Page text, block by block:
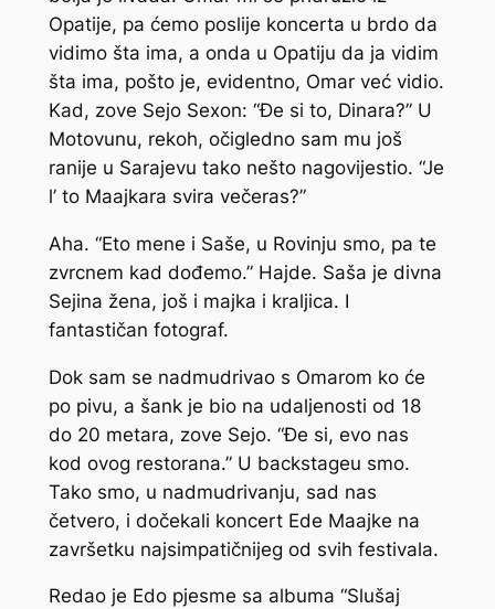
Opatije, pa ćemo poslije koncerta u brdo da
vidimo šta ima, a onda u Opatiju da ja vidim
šta ima, pošto je, evidentno, Omar već vidio.
Kad, zove Sejo Sexon: “Đe si to, Dinara?” U
Motovunu, rekoh, očigledno sam mu još
ranije u Sarajevu tako nešto nagovijestio. “Je
l’ to Maajkara svira večeras?”
Aha. “Eto mene i Saše, u Rovinju smo, pa te
zvrcnem kad dođemo.” Hajde. Saša je divna
Sejina žena, još i majka i kraljica. I
fantastičan fotograf.
Dok sam se nadmudrivao s Omarom ko će
po pivu, a šank je bio na udaljenosti od 18
do 20 metara, zove Sejo. “Đe si, evo nas
kod ovog restorana.” U backstageu smo.
Tako smo, u nadmudrivanju, sad nas
četvero, i dočekali koncert Ede Maajke na
završetku najsimpatičnijeg od svih festivala.
Redao je Edo pjesme sa albuma “Slušaj